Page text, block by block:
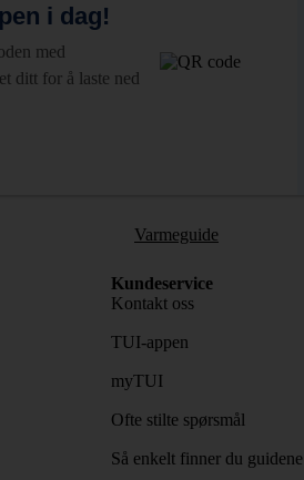
i dag!
med
ditt for å laste ned
Varmeguide
Kundeservice
Kontakt oss
TUI-appen
myTUI
Ofte stilte spørsmål
Så enkelt finner du guidene